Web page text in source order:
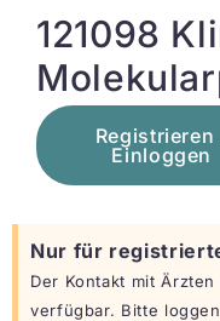
121098
Registrieren
Einloggen
Nur für
Der Kontakt mit
verfügbar. Bitte